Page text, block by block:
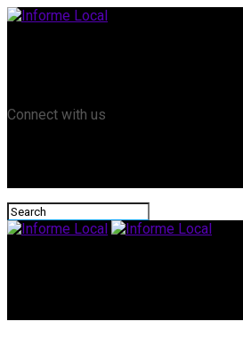
Connect with us